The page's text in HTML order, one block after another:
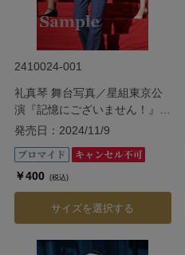
2410024-001
礼真琴 舞台写真／星組東京公
演『記憶にございません！』
『Tiara Azul ―Destino―』
発売日：2024/11/9
￥400 (税込)
サイズを選択する